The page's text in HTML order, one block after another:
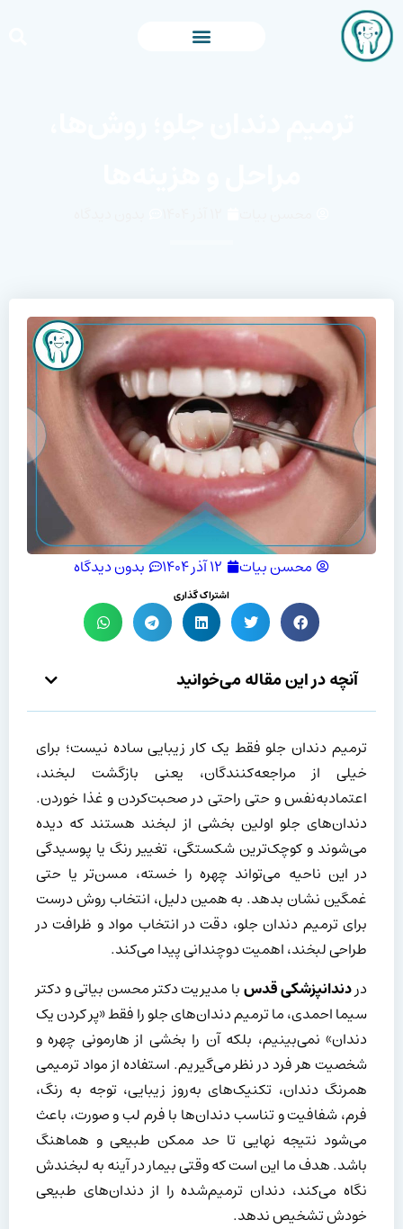
محسن بیات ۱۲ آذر ۱۴۰۴ بدون دیدگاه
اشتراک گذاری
آنچه در این مقاله می‌خوانید
ترمیم دندان جلو فقط یک کار زیبایی ساده نیست؛ برای
خیلی از مراجعه‌کنندگان، یعنی بازگشت لبخند،
اعتمادبه‌نفس و حتی راحتی در صحبت‌کردن و غذا خوردن.
دندان‌های جلو اولین بخشی از لبخند هستند که دیده
می‌شوند و کوچک‌ترین شکستگی، تغییر رنگ یا پوسیدگی
در این ناحیه می‌تواند چهره را خسته، مسن‌تر یا حتی
غمگین نشان بدهد. به همین دلیل، انتخاب روش درست
برای ترمیم دندان جلو، دقت در انتخاب مواد و ظرافت در
طراحی لبخند، اهمیت دوچندانی پیدا می‌کند.
دردندانپزشکی قدسبا مدیریت دکتر محسن بیاتی و دکتر
سیما احمدی، ما ترمیم دندان‌های جلو را فقط «پر کردن یک
دندان» نمی‌بینیم، بلکه آن را بخشی از هارمونی چهره و
شخصیت هر فرد در نظر می‌گیریم. استفاده از مواد ترمیمی
همرنگ دندان، تکنیک‌های به‌روز زیبایی، توجه به رنگ،
فرم، شفافیت و تناسب دندان‌ها با فرم لب و صورت، باعث
می‌شود نتیجه نهایی تا حد ممکن طبیعی و هماهنگ
باشد. هدف ما این است که وقتی بیمار در آینه به لبخندش
نگاه می‌کند، دندان ترمیم‌شده را از دندان‌های طبیعی
خودش تشخیص ندهد.